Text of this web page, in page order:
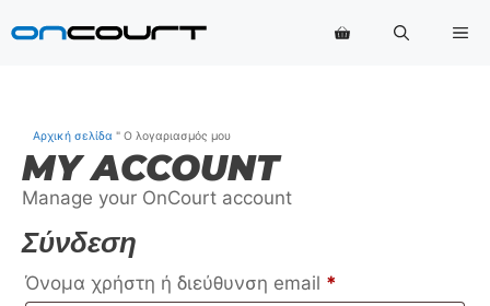
στο
Αρχική σελίδα " Ο λογαριασμός μου
MY ACCOUNT
Manage your OnCourt account
Σύνδεση
Όνομα χρήστη ή διεύθυνση email *